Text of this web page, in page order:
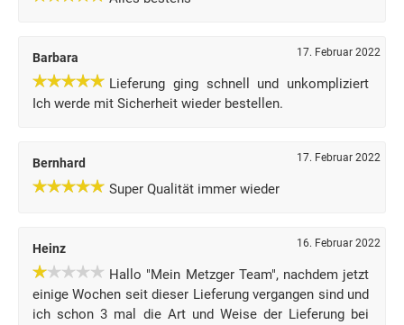
Barbara 17. Februar 2022
Lieferung ging schnell und unkompliziert
Ich werde mit Sicherheit wieder bestellen.
Bernhard 17. Februar 2022
Super Qualität immer wieder
Heinz 16. Februar 2022
Hallo "Mein Metzger Team", nachdem jetzt
einige Wochen seit dieser Lieferung vergangen sind und
ich schon 3 mal die Art und Weise der Lieferung bei